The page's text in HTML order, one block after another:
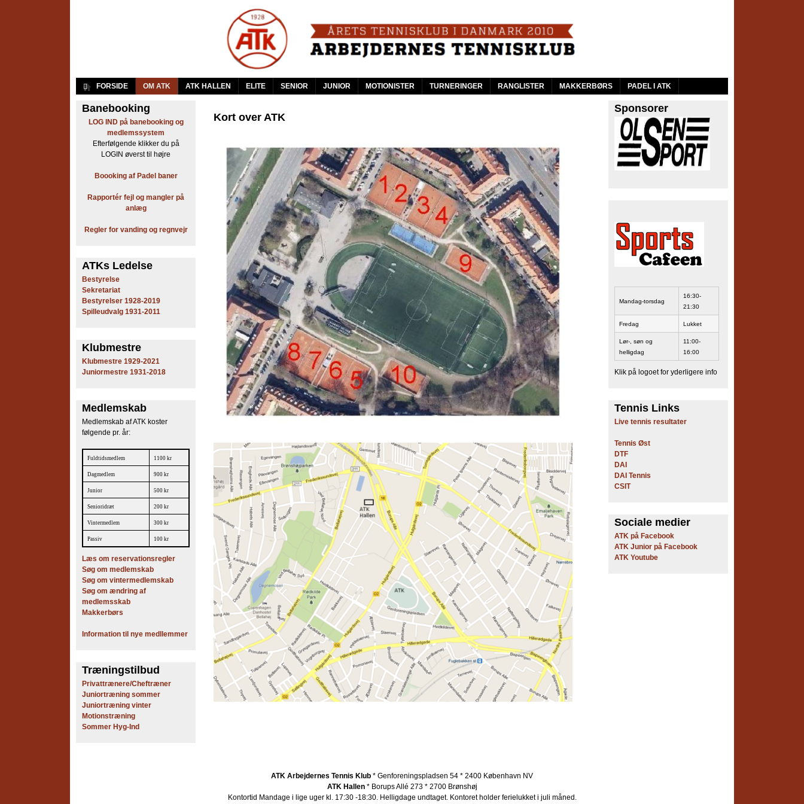
to
main
content
A
n
e
s
e
n
s
K
u
b
FORSIDE OM ATK ATK HALLEN ELITE SENIOR JUNIOR MOTIONISTER TURNERINGER RANGLISTER MAKKERBØRS PADEL I ATK
Kort over ATK
Banebooking
LOG IND på banebooking og
medlemssystem
Efterfølgende klikker du på
LOGIN øverst til højre
Boooking af Padel baner
Rapportér fejl og mangler på
anlæg
Regler for vanding og regnvejr
ATKs Ledelse
Bestyrelse
Sekretariat
Bestyrelser 1928-2019
Spilleudvalg 1931-2011
Klubmestre
Klubmestre 1929-2021
Juniormestre 1931-2018
Medlemskab
Medlemskab af ATK koster
følgende pr. år:
Fuldtidsmedlem 1100 kr
Dagmedlem 900 kr
Junior 500 kr
Senioridræt 200 kr
Vintermedlem 300 kr
Passiv 100 kr
Læs om reservationsregler
Søg om medlemskab
Søg om vintermedlemskab
Søg om ændring af
medlemsskab
Makkerbørs
Information til nye medllemmer
Træningstilbud
Privattrænere/Cheftræner
Juniortræning sommer
Juniortræning vinter
Motionstræning
Sommer Hyg-Ind
Sponsorer
Mandag-torsdag
16:30-
21:30
Fredag Lukket
Lør-, søn og
helligdag
11:00-
16:00
Klik på logoet for yderligere info
Tennis Links
Live tennis resultater
Tennis Øst
DTF
DAI
DAI Tennis
CSIT
Sociale medier
ATK på Facebook
ATK Junior på Facebook
ATK Youtube
ATK Arbejdernes Tennis Klub * Genforeningspladsen 54 * 2400 København NV
ATK Hallen* Borups Allé 273 * 2700 Brønshøj
Kontortid Mandage i lige uger kl. 17:30 -18:30. Helligdage undtaget. Kontoret holder ferielukket i juli måned.